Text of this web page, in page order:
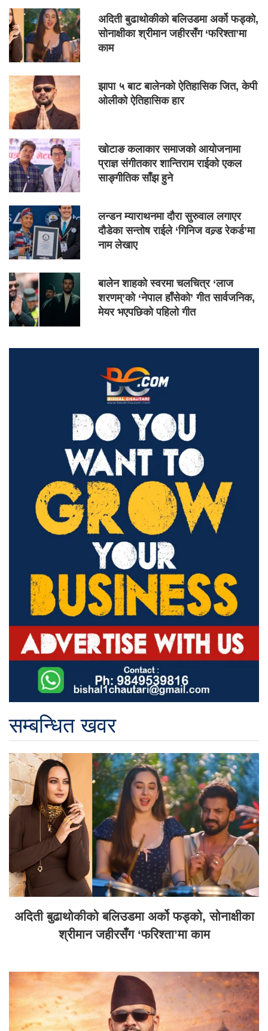
अदिती बुढाथोकीको बलिउडमा अर्को फड्को,
सोनाक्षीका श्रीमान जहीरसँग ‘फरिश्ता’मा
काम
झापा ५ बाट बालेनको ऐतिहासिक जित, केपी
ओलीको ऐतिहासिक हार
खोटाङ कलाकार समाजको आयोजनामा
प्राज्ञ संगीतकार शान्तिराम राईको एकल
साङ्गीतिक साँझ हुने
लन्डन म्याराथनमा दौरा सुरुवाल लगाएर
दौडेका सन्तोष राईले ‘गिनिज वल्र्ड रेकर्ड’मा
नाम लेखाए
बालेन शाहको स्वरमा चलचित्र ‘लाज
शरणम्’को ‘नेपाल हाँसेको’ गीत सार्वजनिक,
मेयर भएपछिको पहिलो गीत
सम्बन्धित खवर
अदिती बुढाथोकीको बलिउडमा अर्को फड्को, सोनाक्षीका
श्रीमान जहीरसँग ‘फरिश्ता’मा काम